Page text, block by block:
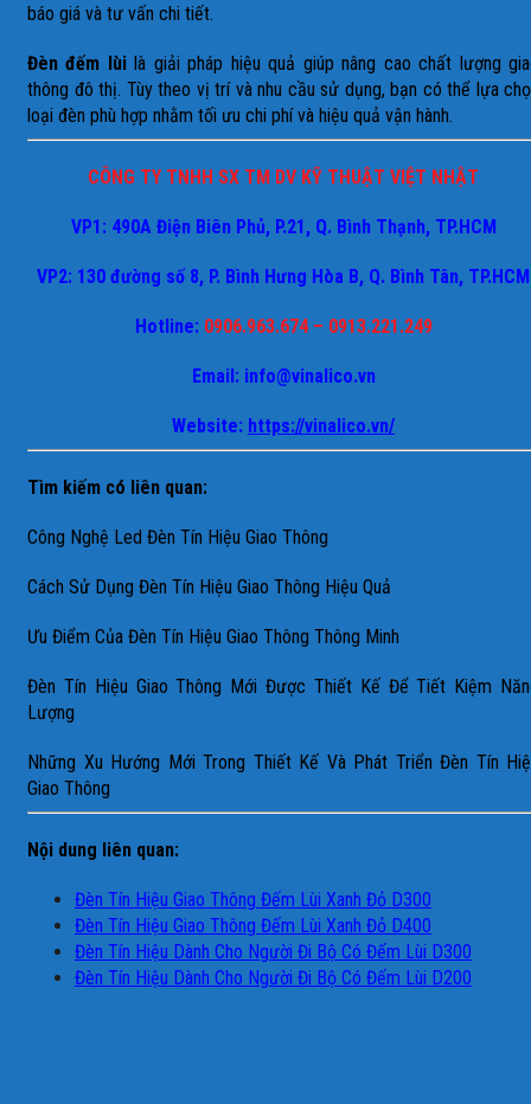
báo giá và tư vấn chi tiết.
Đèn đếm lùilà giải pháp hiệu quả giúp nâng cao chất lượng
thông đô thị. Tùy theo vị trí và nhu cầu sử dụng, bạn có thể lựa
loại đèn phù hợp nhằm tối ưu chi phí và hiệu quả vận hành.
CÔNG TY TNHH SX TM DV KỸ THUẬT VIỆT NHẬT
VP1: 490A Điện Biên Phủ, P.21, Q. Bình Thạnh, TP.HCM
VP2: 130 đường số 8, P. Bình Hưng Hòa B, Q. Bình Tân, TP.HCM
Hotline: 0906.963.674 – 0913.221.249
Email: info@vinalico.vn
Website: https://vinalico.vn/
Tìm kiếm có liên quan:
Công Nghệ Led Đèn Tín Hiệu Giao Thông
Cách Sử Dụng Đèn Tín Hiệu Giao Thông Hiệu Quả
Ưu Điểm Của Đèn Tín Hiệu Giao Thông Thông Minh
Đèn Tín Hiệu Giao Thông Mới Được Thiết Kế Để Tiết Kiệm
Lượng
Những Xu Hướng Mới Trong Thiết Kế Và Phát Triển Đèn Tín
Giao Thông
Nội dung liên quan:
Đèn Tín Hiệu Giao Thông Đếm Lùi Xanh Đỏ D300
Đèn Tín Hiệu Giao Thông Đếm Lùi Xanh Đỏ D400
Đèn Tín Hiệu Dành Cho Người Đi Bộ Có Đếm Lùi D300
Đèn Tín Hiệu Dành Cho Người Đi Bộ Có Đếm Lùi D200